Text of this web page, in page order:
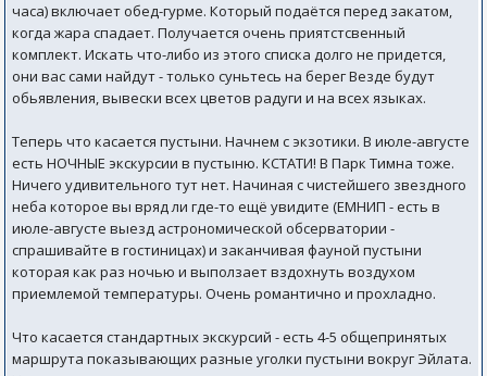
часа) включает обед-гурме. Который подаётся перед закатом,
когда жара спадает. Получается очень приятстсвенный
комплект. Искать что-либо из этого списка долго не придется,
они вас сами найдут - только суньтесь на берег Везде будут
обьявления, вывески всех цветов радуги и на всех языках.
Теперь что касается пустыни. Начнем с экзотики. В июле-августе
есть НОЧНЫЕ экскурсии в пустыню. КСТАТИ! В Парк Тимна тоже.
Ничего удивительного тут нет. Начиная с чистейшего звездного
неба которое вы вряд ли где-то ещё увидите (ЕМНИП - есть в
июле-августе выезд астрономической обсерватории -
спрашивайте в гостиницах) и заканчивая фауной пустыни
которая как раз ночью и выползает вздохнуть воздухом
приемлемой температуры. Очень романтично и прохладно.
Что касается стандартных экскурсий - есть 4-5 общепринятых
маршрута показывающих разные уголки пустыни вокруг Эйлата.